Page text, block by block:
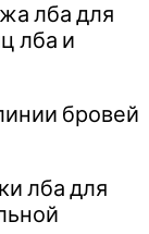
лба для
лба и
бровей
лба для